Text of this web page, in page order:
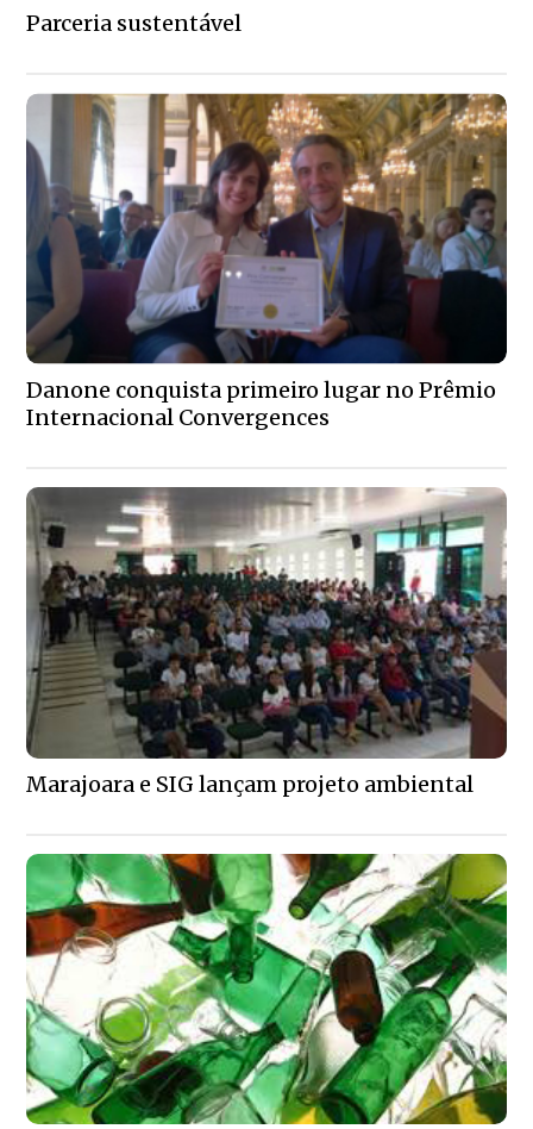
Parceria sustentável
Danone conquista primeiro lugar no Prêmio
Internacional Convergences
Marajoara e SIG lançam projeto ambiental